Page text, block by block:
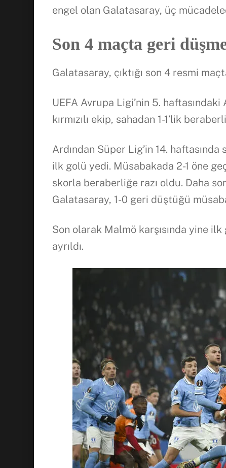
engel olan Galatasaray, üç
Son 4 maçta geri
Galatasaray, çıktığı son 4 resmi
UEFA Avrupa Ligi’nin 5.
kırmızılı ekip, sahadan 1-1’lik
Ardından Süper Lig’in 14.
ilk golü yedi. Müsabakada 2-1 öne
skorla beraberliğe razı oldu. Daha
Galatasaray, 1-0 geri düştüğü
Son olarak Malmö karşısında yine
ayrıldı.